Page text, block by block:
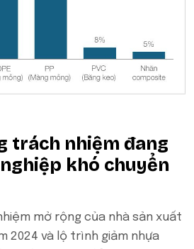
trách nhiệm đang
khó chuyển
mở rộng của nhà sản xuất
2024 và lộ trình giảm nhựa